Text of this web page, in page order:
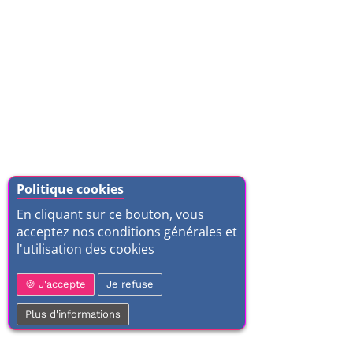
Politique cookies
En cliquant sur ce bouton, vous
acceptez nos conditions générales et
l'utilisation des cookies
J'accepte Je refuse
Plus d'informations